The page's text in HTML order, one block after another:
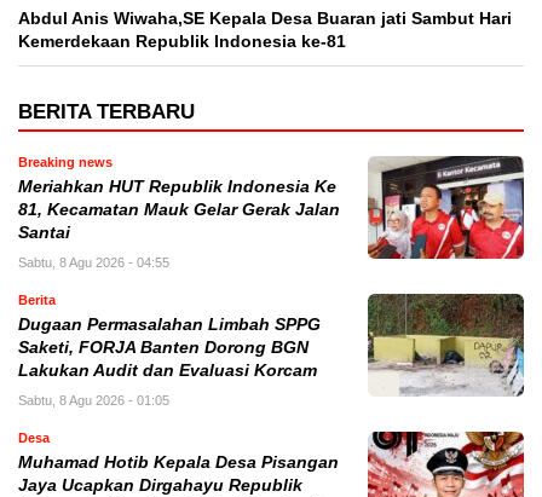
Abdul Anis Wiwaha,SE Kepala Desa Buaran jati Sambut Hari
Kemerdekaan Republik Indonesia ke-81
BERITA TERBARU
Breaking news
Meriahkan HUT Republik Indonesia Ke
81, Kecamatan Mauk Gelar Gerak Jalan
Santai
Sabtu, 8 Agu 2026 - 04:55
Berita
Dugaan Permasalahan Limbah SPPG
Saketi, FORJA Banten Dorong BGN
Lakukan Audit dan Evaluasi Korcam
Sabtu, 8 Agu 2026 - 01:05
Desa
Muhamad Hotib Kepala Desa Pisangan
Jaya Ucapkan Dirgahayu Republik